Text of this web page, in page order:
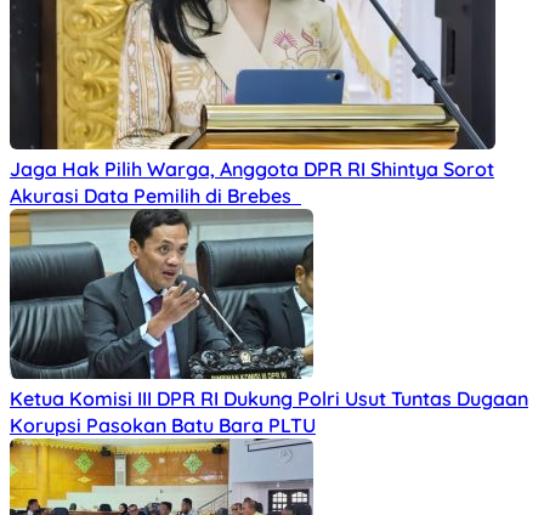
Jaga Hak Pilih Warga, Anggota DPR RI Shintya Sorot
Akurasi Data Pemilih di Brebes
Ketua Komisi III DPR RI Dukung Polri Usut Tuntas Dugaan
Korupsi Pasokan Batu Bara PLTU